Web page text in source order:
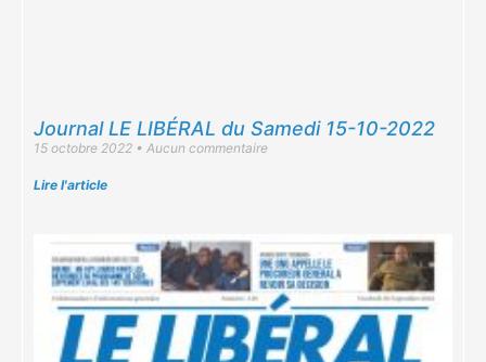
Journal LE LIBÉRAL du Samedi 15-10-2022
15 octobre 2022 Aucun commentaire
Lire l'article